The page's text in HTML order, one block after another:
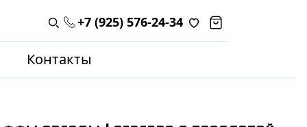
Поиск по каталогу
+7 (925) 576-24-34
Контакты